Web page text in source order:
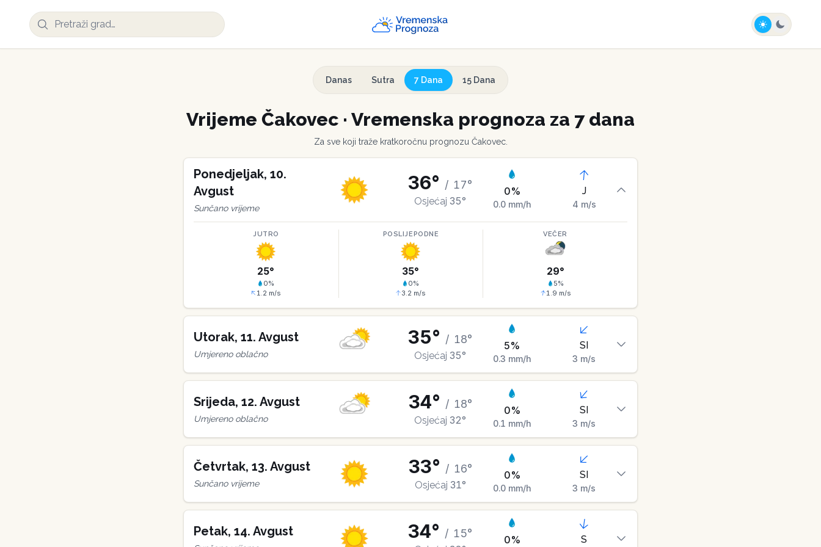
Danas Sutra 7 Dana 15 Dana
Vrijeme Čakovec · Vremenska prognoza za 7 dana
Za sve koji traže kratkoročnu prognozu Čakovec.
Ponedjeljak, 10.
Avgust
Sunčano vrijeme
36° / 17°
Osjećaj 35°
0%
0.0mm/h
J
4 m/s
JUTRO
25°
0%
1.2 m/s
POSLIJEPODNE
35°
0%
3.2 m/s
VEČER
29°
5%
1.9 m/s
Utorak, 11. Avgust
Umjereno oblačno
35° / 18°
Osjećaj 35°
5%
0.3 mm/h
SI
3 m/s
Srijeda, 12. Avgust
Umjereno oblačno
34° / 18°
Osjećaj 32°
0%
0.1 mm/h
SI
3 m/s
Četvrtak, 13. Avgust
Sunčano vrijeme
33° / 16°
Osjećaj 31°
0%
0.0mm/h
SI
3 m/s
Petak, 14. Avgust 34° / 15°
0% S